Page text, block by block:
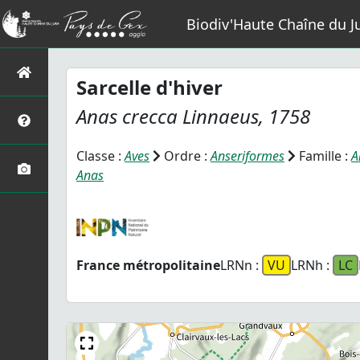
Biodiv'Haute Chaîne du
Sarcelle d'hiver
Anas crecca Linnaeus, 1758
Classe :Aves Ordre :Anseriformes Famille :
Anas
France métropolitaineLRNn : VU LRNh : LC